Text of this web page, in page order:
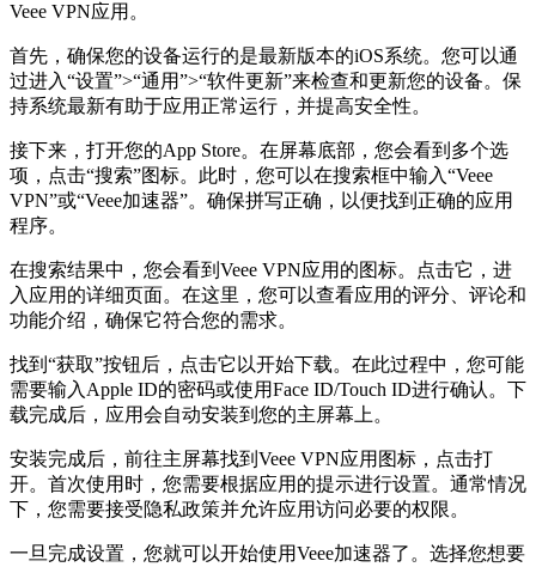
Veee VPN应用。
首先，确保您的设备运行的是最新版本的iOS系统。您可以通
过进入“设置”>“通用”>“软件更新”来检查和更新您的设备。保
持系统最新有助于应用正常运行，并提高安全性。
接下来，打开您的App Store。在屏幕底部，您会看到多个选
项，点击“搜索”图标。此时，您可以在搜索框中输入“Veee
VPN”或“Veee加速器”。确保拼写正确，以便找到正确的应用
程序。
在搜索结果中，您会看到Veee VPN应用的图标。点击它，进
入应用的详细页面。在这里，您可以查看应用的评分、评论和
功能介绍，确保它符合您的需求。
找到“获取”按钮后，点击它以开始下载。在此过程中，您可能
需要输入Apple ID的密码或使用Face ID/Touch ID进行确认。下
载完成后，应用会自动安装到您的主屏幕上。
安装完成后，前往主屏幕找到Veee VPN应用图标，点击打
开。首次使用时，您需要根据应用的提示进行设置。通常情况
下，您需要接受隐私政策并允许应用访问必要的权限。
一旦完成设置，您就可以开始使用Veee加速器了。选择您想要